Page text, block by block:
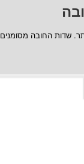
שדות החובה מסומנים